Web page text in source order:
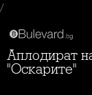
/
Аплодират на крака Лейди Гага на
"Оскарите"